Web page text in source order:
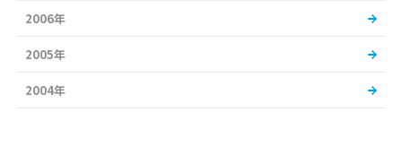
2006年
2005年
2004年